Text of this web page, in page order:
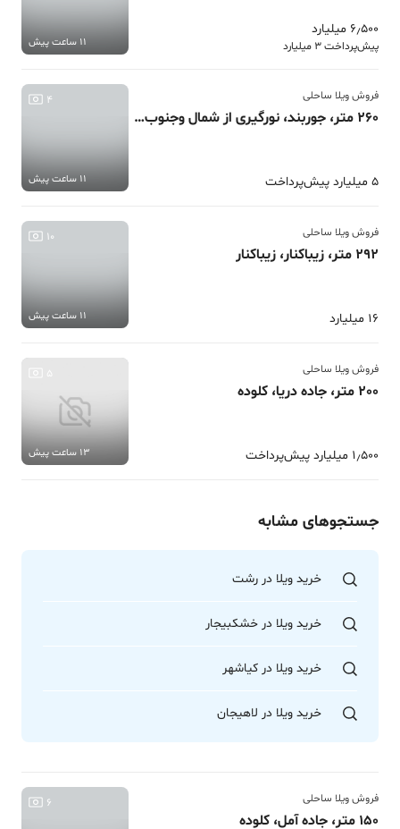
6٫500 میلیارد
پیش‌پرداخت 3 میلیارد 11 ساعت پیش
فروش ویلا ساحلی
260 متر، جوربند، نورگیری از شمال و‌جنوب/ویو عالی
5 میلیارد پیش‌پرداخت
4
11 ساعت پیش
فروش ویلا ساحلی
292 متر، زیباکنار، زیباکنار
16 میلیارد
10
11 ساعت پیش
فروش ویلا ساحلی
200 متر، جاده دریا، کلوده
1٫500 میلیارد پیش‌پرداخت
5
13 ساعت پیش
جستجوهای مشابه
خرید ویلا در رشت
خرید ویلا در خشکبیجار
خرید ویلا در کیاشهر
خرید ویلا در لاهیجان
فروش ویلا ساحلی
150 متر، جاده آمل، کلوده
6